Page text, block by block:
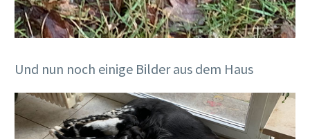
Und nun noch einige Bilder aus dem Haus